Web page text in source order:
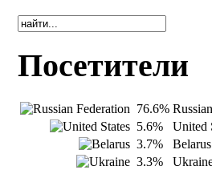
Посетители
76.6%
5.6%
United
3.7%
Belarus
3.3%